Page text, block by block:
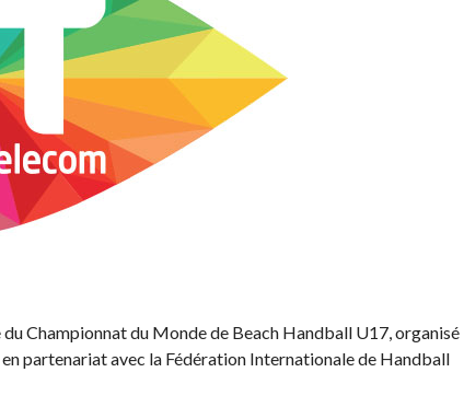
Championnat du Monde de Beach Handball U17, organisé
partenariat avec la Fédération Internationale de Handball